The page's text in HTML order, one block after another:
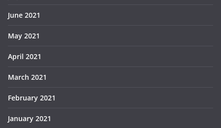
June 2021
May 2021
April 2021
March 2021
February 2021
January 2021